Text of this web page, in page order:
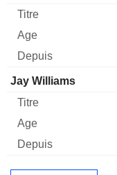
Jay Williams